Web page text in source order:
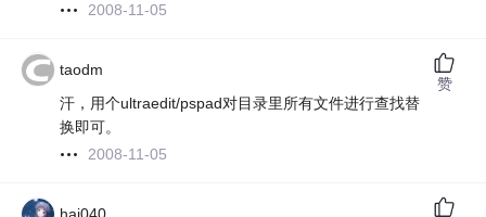
2008-11-05
taodm
汗，用个ultraedit/pspad对目录里所有文件进行查找替
换即可。
2008-11-05
赞